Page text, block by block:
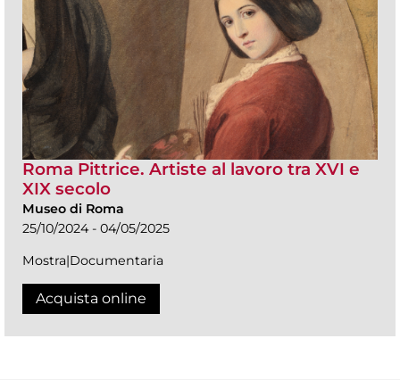
Roma Pittrice. Artiste al lavoro tra XVI e
XIX secolo
Museo di Roma
25/10/2024 - 04/05/2025
Mostra|Documentaria
Acquista online